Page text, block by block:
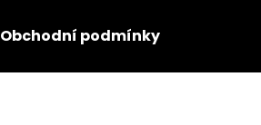
Obchodní podmínky